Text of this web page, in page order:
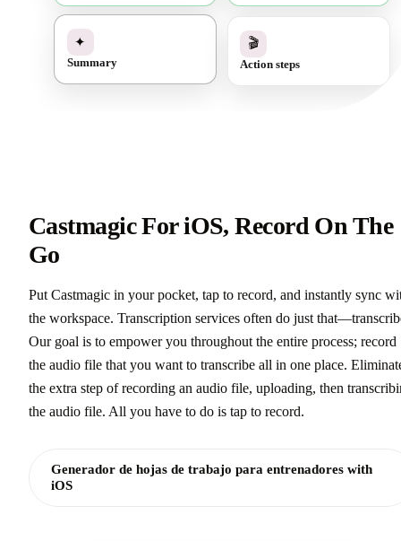
✦
Summary
🎬
Action steps
Castmagic For iOS, Record On The
Go
Put Castmagic in your pocket, tap to record, and instantly sync
the workspace. Transcription services often do just
Our goal is to empower you throughout the entire process; record
the audio file that you want to transcribe all in one place.
the extra step of recording an audio file, uploading, then
the audio file. All you have to do is tap to record.
Generador de hojas de trabajo para entrenadores with
iOS